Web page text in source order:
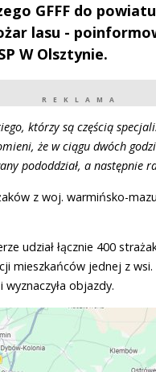
GFFF do
lasu -
W Olsztynie.
REKLAMA
którzy są częścią
że w ciągu dwóch
pododdział, a następnie
z woj. warmińsko-
udział łącznie 400
mieszkańców jednej z
objazdy.